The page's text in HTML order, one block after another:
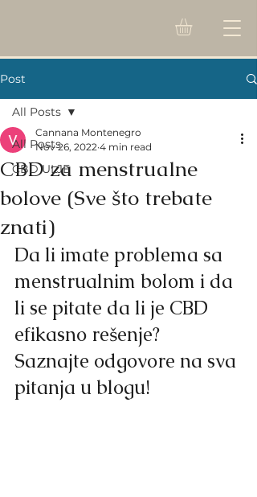
Post
All Posts
CBD ULJE
All Posts
CBD za menstrualne
bolove (Sve što trebate
znati)
Cannana Montenegro
Nov 26, 2022 4 min read
Da li imate problema sa
menstrualnim bolom i da
li se pitate da li je CBD
efikasno rešenje?
Saznajte odgovore na sva
pitanja u blogu!